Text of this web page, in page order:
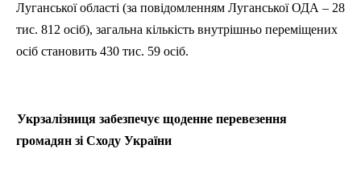
Луганської області (за повідомленням Луганської ОДА – 28
тис. 812 осіб), загальна кількість внутрішньо переміщених
осіб становить 430 тис. 59 осіб.
Укрзалізниця забезпечує щоденне перевезення
громадян зі Сходу України